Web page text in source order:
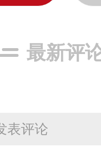
最新评
表评论